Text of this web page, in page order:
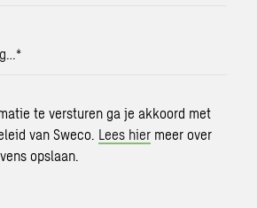
*
te versturen ga je akkoord met
van Sweco. Lees hier meer over
opslaan.